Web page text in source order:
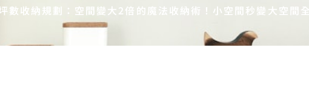
數收納規劃：空間變大2倍的魔法收納術！小空間秒變大空間